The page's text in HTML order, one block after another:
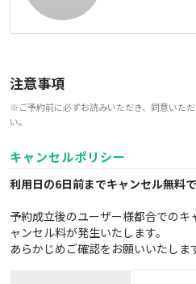
注意事項
※ご予約前に必ずお読みいただき、同意いた
い。
キャンセルポリシー
利用日の6日前までキャンセル無料
予約成立後のユーザー様都合での
ャンセル料が発生いたします。
あらかじめご確認をお願いいたしま